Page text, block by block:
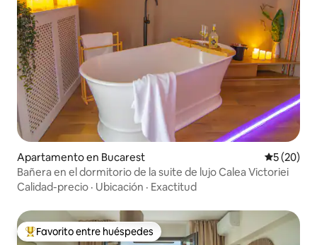
Apartamento en Bucarest
5 (20)
Bañera en el dormitorio de la suite de lujo Calea Victoriei
Calidad-precio · Ubicación · Exactitud
Favorito entre huéspedes preferido
Favorito entre huéspedes